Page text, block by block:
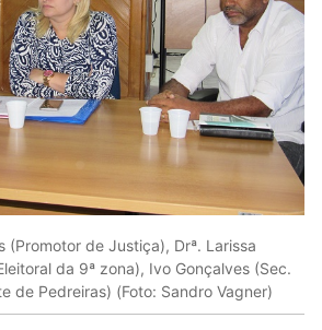
(Promotor de Justiça), Drª. Larissa
da 9ª zona), Ivo Gonçalves (Sec.
de Pedreiras) (Foto: Sandro Vagner)